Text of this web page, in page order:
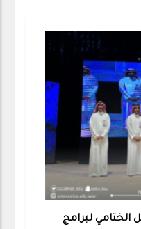
الختامي لبرامج